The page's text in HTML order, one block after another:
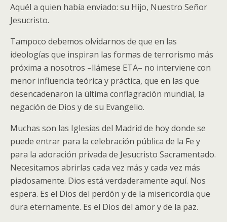
Aquél a quien había enviado: su Hijo, Nuestro Señor
Jesucristo.
Tampoco debemos olvidarnos de que en las
ideologías que inspiran las formas de terrorismo más
próxima a nosotros –llámese ETA– no interviene con
menor influencia teórica y práctica, que en las que
desencadenaron la última conflagración mundial, la
negación de Dios y de su Evangelio.
Muchas son las Iglesias del Madrid de hoy donde se
puede entrar para la celebración pública de la Fe y
para la adoración privada de Jesucristo Sacramentado.
Necesitamos abrirlas cada vez más y cada vez más
piadosamente. Dios está verdaderamente aquí. Nos
espera. Es el Dios del perdón y de la misericordia que
dura eternamente. Es el Dios del amor y de la paz.